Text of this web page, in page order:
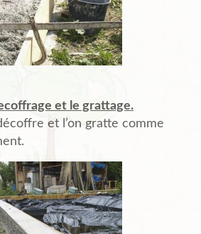
et le grattage.
et l’on gratte comme